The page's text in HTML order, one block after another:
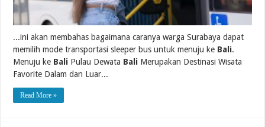
...ini akan membahas bagaimana caranya warga Surabaya dapat
memilih mode transportasi sleeper bus untuk menuju ke Bali.
Menuju ke Bali Pulau Dewata Bali Merupakan Destinasi Wisata
Favorite Dalam dan Luar...
Read More »